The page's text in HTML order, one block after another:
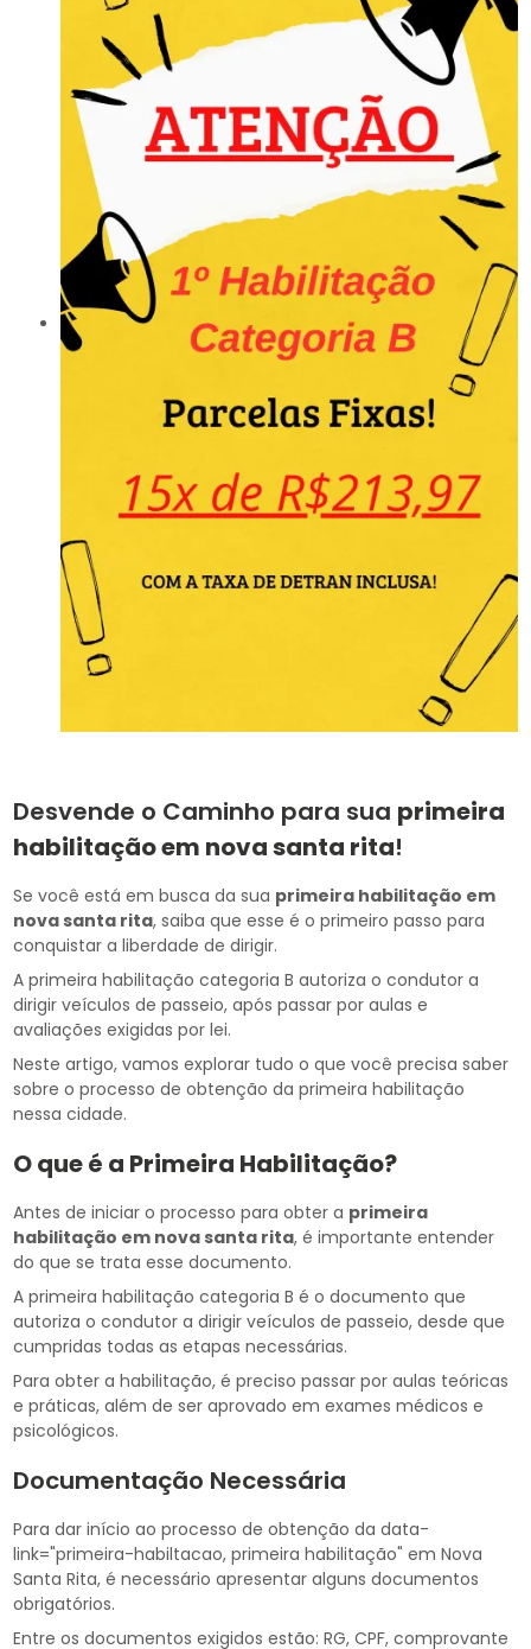
Desvende o Caminho para sua primeira
habilitação em nova santa rita!
Se você está em busca da sua primeira habilitação em
nova santa rita, saiba que esse é o primeiro passo para
conquistar a liberdade de dirigir.
A primeira habilitação categoria B autoriza o condutor a
dirigir veículos de passeio, após passar por aulas e
avaliações exigidas por lei.
Neste artigo, vamos explorar tudo o que você precisa saber
sobre o processo de obtenção da primeira habilitação
nessa cidade.
O que é a Primeira Habilitação?
Antes de iniciar o processo para obter a primeira
habilitação em nova santa rita, é importante entender
do que se trata esse documento.
A primeira habilitação categoria B é o documento que
autoriza o condutor a dirigir veículos de passeio, desde que
cumpridas todas as etapas necessárias.
Para obter a habilitação, é preciso passar por aulas teóricas
e práticas, além de ser aprovado em exames médicos e
psicológicos.
Documentação Necessária
Para dar início ao processo de obtenção da data-
link="primeira-habiltacao, primeira habilitação" em Nova
Santa Rita, é necessário apresentar alguns documentos
obrigatórios.
Entre os documentos exigidos estão: RG, CPF, comprovante